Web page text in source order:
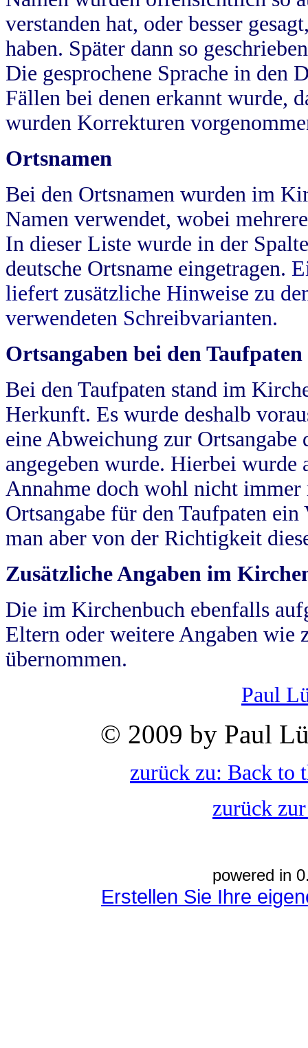
verstanden hat, oder besser
haben. Später dann so
Die gesprochene Sprache in
Fällen bei denen erkannt wurde,
wurden Korrekturen
Ortsnamen
Bei den Ortsnamen wurden im
Namen verwendet, wobei
In dieser Liste wurde in der
deutsche Ortsname eingetragen.
liefert zusätzliche Hinweise zu
verwendeten Schreibvarianten.
Ortsangaben bei den Taufpaten
Bei den Taufpaten stand im
Herkunft. Es wurde deshalb
eine Abweichung zur
angegeben wurde. Hierbei wurde
Annahme doch wohl nicht
Ortsangabe für den Taufpaten
man aber von der Richtigkeit
Zusätzliche Angaben im
Die im Kirchenbuch ebenfalls
Eltern oder weitere Angaben wie
übernommen.
Paul
© 2009 by Paul
zurück zu: Back to
zurück
powered in
Erstellen Sie Ihre